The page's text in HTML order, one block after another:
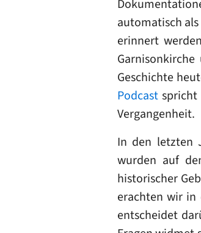
automatisch
erinnert
Geschichte
Podcast
Vergangenheit.
In den letzten
wurden auf
historischer
erachten wir in
entscheidet